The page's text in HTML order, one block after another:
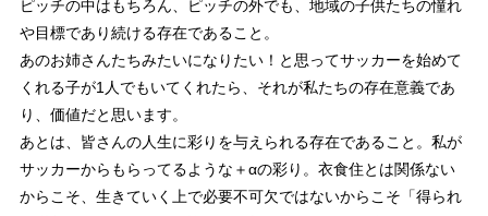
ピッチの中はもちろん、ピッチの外でも、地域の子供たちの憧れ
や目標であり続ける存在であること。
あのお姉さんたちみたいになりたい！と思ってサッカーを始めて
くれる子が1人でもいてくれたら、それが私たちの存在意義であ
り、価値だと思います。
あとは、皆さんの人生に彩りを与えられる存在であること。私が
サッカーからもらってるような＋αの彩り。衣食住とは関係ない
からこそ、生きていく上で必要不可欠ではないからこそ「得られ